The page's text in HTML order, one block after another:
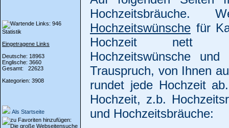
Statistik
Eingetragene Links
Deutsche: 18963
Englische: 3660
Gesamt: 22623
Kategorien: 3908
Als Startseite
Hochzeitswünsche für
Hochzeit nett
Hochzeitswünsche
Trauspruch, von Ihnen
rundet jede Hochzeit
Hochzeit, z.b.
und Hochzeitsbräuche: